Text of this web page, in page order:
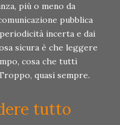
più o meno da
pubblica
incerta e dai
sicura è che leggere
cosa che tutti
quasi sempre.
tutto